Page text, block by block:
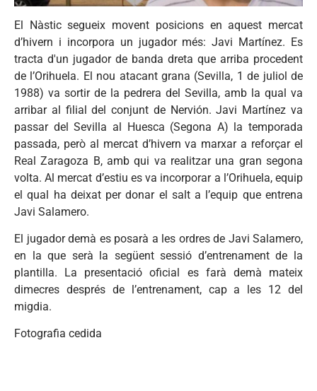
El Nàstic segueix movent posicionsenaquest mercat
d’hivern i incorpora un jugador més:Javi Martínez. Es
tracta d'un jugadorde banda dreta que arriba procedent
de l’Orihuela. El nou atacant grana (Sevilla, 1 de juliol de
1988) va sortirde la pedrera del Sevilla, amb la qual va
arribaral filial delconjunt de Nervión.Javi Martínez va
passardelSevilla al Huesca (Segona A) la temporada
passada, peròal mercat d’hivern va marxara reforçarel
RealZaragoza B,amb qui va realitzar una gran segona
volta. Al mercat d’estiu es va incorporara l’Orihuela, equip
elqual ha deixatperdonarel salt a l’equip que entrena
Javi Salamero.
El jugador demà es posarà a les ordresde Javi Salamero,
en laque serà la següent sessió d’entrenamentde la
plantilla. La presentació oficial es farà demà
mateix
dimecres desprésde l’entrenament, cap a les 12 del
migdia.
Fotografia cedida